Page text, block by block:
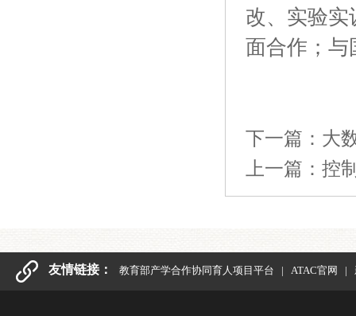
改、实验实
面合作；与
下一篇： 大
上一篇： 控
友情链接： 教育部产学合作协同育人项目平台 | ATAC官网 |